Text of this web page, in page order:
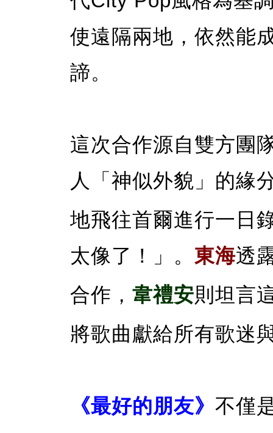
使遠隔兩地，依然能
諦。
這次合作源自雙方團
人「神似外貌」的緣
地飛往首爾進行一日
太像了！」。 東海透
合作， 韋禮安則坦言
將歌曲獻給所有歌迷
《最好的朋友》 不僅